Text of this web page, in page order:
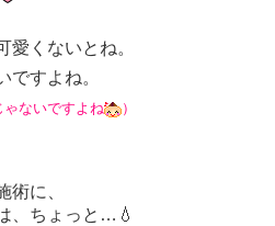
愛くないとね。
ですよね。
ゃないですよね ）
術に、
、ちょっと…💧